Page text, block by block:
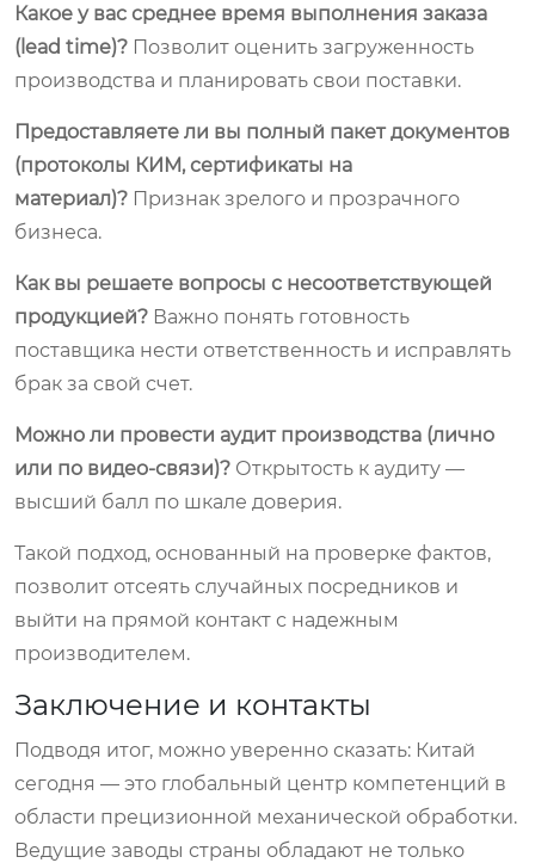
Какое у вас среднее время выполнения заказа
(lead time)? Позволит оценить загруженность
производства и планировать свои поставки.
Предоставляете ли вы полный пакет документов
(протоколы КИМ, сертификаты на
материал)? Признак зрелого и прозрачного
бизнеса.
Как вы решаете вопросы с несоответствующей
продукцией? Важно понять готовность
поставщика нести ответственность и исправлять
брак за свой счет.
Можно ли провести аудит производства (лично
или по видео-связи)? Открытость к аудиту —
высший балл по шкале доверия.
Такой подход, основанный на проверке фактов,
позволит отсеять случайных посредников и
выйти на прямой контакт с надежным
производителем.
Заключение и контакты
Подводя итог, можно уверенно сказать: Китай
сегодня — это глобальный центр компетенций в
области прецизионной механической обработки.
Ведущие заводы страны обладают не только